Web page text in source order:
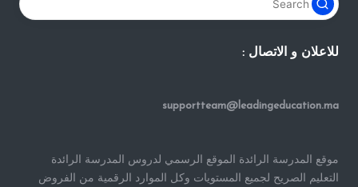
للاعلان و الاتصال :
supportteam@leadingeducation.ma
موقع المدرسة الرائدة الموقع الرسمي لدروس المدرسة الرائدة
التعليم الصريح لجميع المستويات وكل الموارد الرقمية من الفروض